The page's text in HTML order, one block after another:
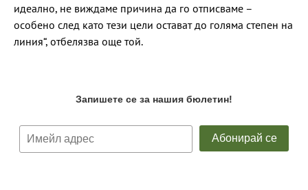
идеално, не виждаме причина да го отписваме –
особено след като тези цели остават до голяма степен на
линия“, отбелязва още той.